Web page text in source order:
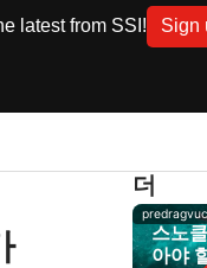
latest from SSI! Sign
더
스노
아야